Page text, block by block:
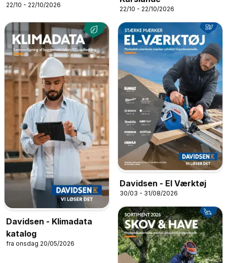
22/10 - 22/10/2026
22/10 - 22/10/2026
Davidsen - Klimadata
katalog
fra onsdag 20/05/2026
Davidsen - El Værktøj
30/03 - 31/08/2026